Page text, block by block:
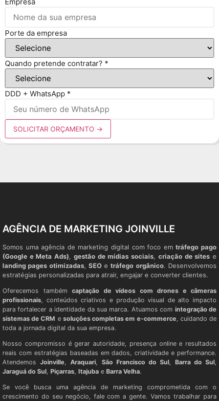
Porte da empresa
Quando pretende contratar? *
DDD + WhatsApp *
SOLICITAR ORÇAMENTO →
AGÊNCIA DE MARKETING JOINVILLE
Somos uma agência de marketing digital com foco emtráfego pago
(Google e Meta Ads), gestão de mídias sociais, criação de sites e
landing pages otimizadas, SEOetráfego orgânico. Desenvolvemos
estratégias personalizadas para atrair, engajar e converter clientes.
Oferecemos também captação de vídeos com drones e câmeras
profissionais, conteúdos criativos e produção visual de alto impacto
para fortalecer a identidade da sua marca. Atuamos com integração de
sistemas de CRM e soluções completas em e-commerce, cuidando de
toda a jornada digital da sua empresa.
Nosso compromisso é gerar autoridade, presença online e resultados
reais com estratégias baseadas em dados, criatividade e performance.
Atendemos Joinville, Araquari, São Francisco do Sul, Barra do Sul,
Jaraguá do Sul, Piçarras, Itajuba e Barra Velha.
Se você busca uma agência de marketing comprometida com o
crescimento do seu negócio, fale com a gente. Vamos trabalhar para